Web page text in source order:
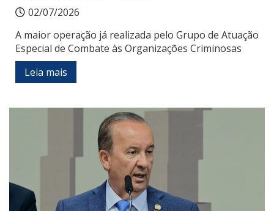
02/07/2026
A maior operação já realizada pelo Grupo de Atuação
Especial de Combate às Organizações Criminosas
Leia mais